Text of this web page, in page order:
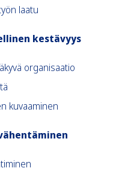
laatu
kestävyys
organisaatio
kuvaaminen